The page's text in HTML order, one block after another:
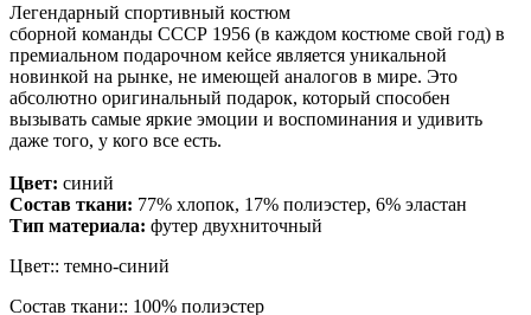
Легендарный спортивный костюм
сборной команды СССР 1956 (в каждом костюме свой год) в
премиальном подарочном кейсе является уникальной
новинкой на рынке, не имеющей аналогов в мире. Это
абсолютно оригинальный подарок, который способен
вызывать самые яркие эмоции и воспоминания и удивить
даже того, у кого все есть.
Цвет: синий
Состав ткани: 77% хлопок, 17% полиэстер, 6% эластан
Тип материала: футер двухниточный
Цвет:: темно-синий
Состав ткани:: 100% полиэстер